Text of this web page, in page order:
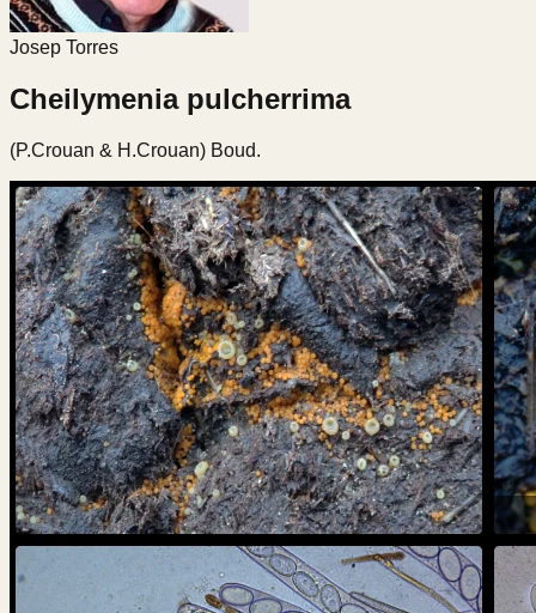
Josep Torres
Cheilymenia pulcherrima
(P.Crouan & H.Crouan) Boud.